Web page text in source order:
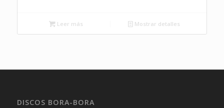
Leer más Mostrar detalles
DISCOS BORA-BORA